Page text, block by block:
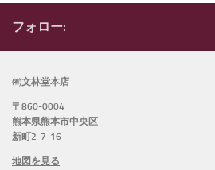
フォロー:
㈲文林堂本店
〒860-0004
熊本県熊本市中央区
新町2-7-16
地図を見る